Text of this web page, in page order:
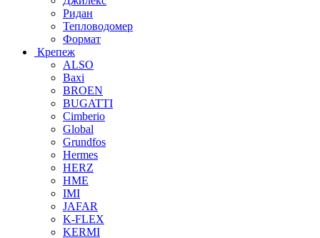
Ридан
Тепловодомер
Формат
Крепеж
ALSO
Baxi
BROEN
BUGATTI
Cimberio
Global
Grundfos
Hermes
HERZ
HME
IMI
JAFAR
K-FLEX
KERMI